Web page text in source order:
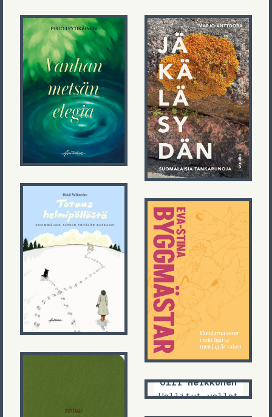
Pirjo
Lyytikäinen
Vanhan metsän
elegia
Marjo Anttoora
Jäkäläsydän
Heidi Wikström
Totuus
helmipöllöstä
Eva-Stina
Byggmästar
Hundarna sover
i mitt hjärta
men jag är
vaken
Olli Heikkonen
Hallitut vallat